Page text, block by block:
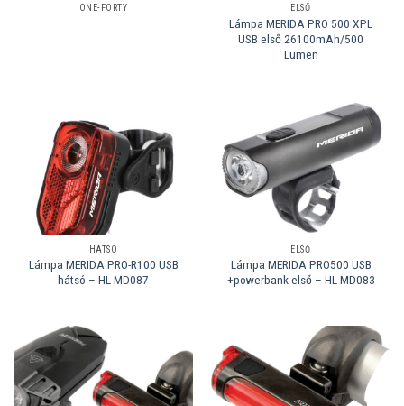
ONE-FORTY ELSŐ
Lámpa MERIDA PRO 500 XPL
USB első 26100mAh/500
Lumen
HÁTSÓ
Lámpa MERIDA PRO-R100 USB
hátsó – HL-MD087
ELSŐ
Lámpa MERIDA PRO500 USB
+powerbank első – HL-MD083